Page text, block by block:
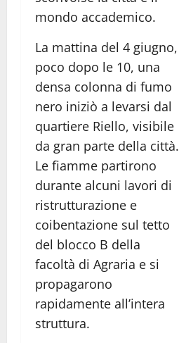
mondo accademico.
La mattina del 4 giugno,
poco dopo le 10, una
densa colonna di fumo
nero iniziò a levarsi dal
quartiere Riello, visibile
da gran parte della città.
Le fiamme partirono
durante alcuni lavori di
ristrutturazione e
coibentazione sul tetto
del blocco B della
facoltà di Agraria e si
propagarono
rapidamente all’intera
struttura.